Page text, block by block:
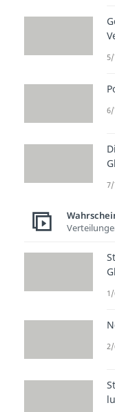
In
6/
7/
2/